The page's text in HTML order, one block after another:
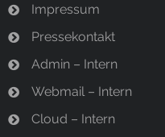
Impressum
Pressekontakt
Admin – Intern
Webmail – Intern
Cloud – Intern